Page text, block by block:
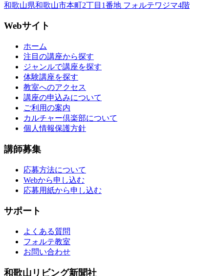
和歌山県和歌山市本町2丁目1番地 フォルテワジマ4階
Webサイト
ホーム
注目の講座から探す
ジャンルで講座を探す
体験講座を探す
教室へのアクセス
講座の申込みについて
ご利用の案内
カルチャー倶楽部について
個人情報保護方針
講師募集
応募方法について
Webから申し込む
応募用紙から申し込む
サポート
よくある質問
フォルテ教室
お問い合わせ
和歌山リビング新聞社